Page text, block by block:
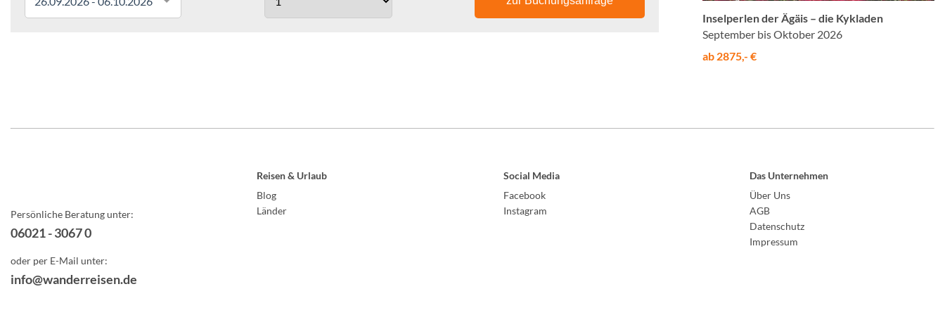
Inselperlen der Ägäis – die Kykladen
September bis Oktober 2026
ab 2875,- €
Persönliche Beratung unter:
06021 - 3067 0
oder per E-Mail unter:
info@wanderreisen.de
Reisen & Urlaub
Blog
Länder
Social Media
Facebook
Instagram
Das Unternehmen
Über Uns
AGB
Datenschutz
Impressum